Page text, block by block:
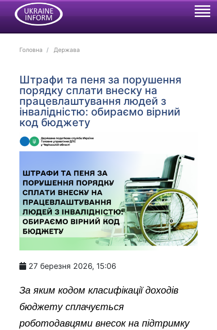
Головна Держава
Штрафи та пеня за порушення
порядку сплати внеску на
працевлаштування людей з
інвалідністю: обираємо вірний
код бюджету
27 березня 2026, 15:06
За яким кодом класифікації доходів
бюджету сплачується
роботодавцями внесок на підтримку